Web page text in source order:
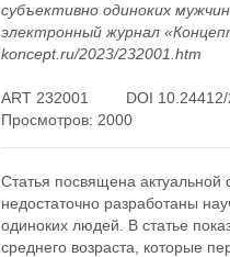
субъективно одиноких
электронный журнал
koncept.ru/2023/232001.htm
ART 232001 DOI
Просмотров: 2000
Статья посвящена актуальной
недостаточно разработаны
одиноких людей. В статье
среднего возраста, которые